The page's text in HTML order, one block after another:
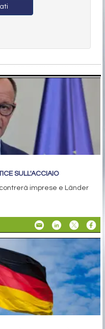
SULL'ACCIAIO
imprese e Länder